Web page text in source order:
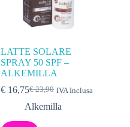
LATTE SOLARE
SPRAY 50 SPF –
ALKEMILLA
€23,90
€ 16,75 IVA Inclusa
Alkemilla